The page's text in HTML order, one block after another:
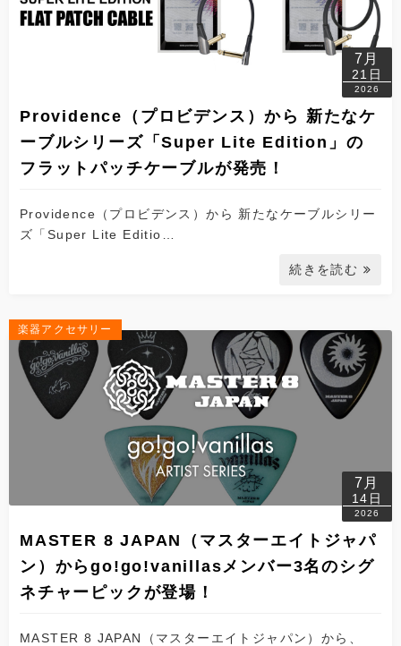
7月
21日
2026
Providence（プロビデンス）から 新たなケ
ーブルシリーズ「Super Lite Edition」の
フラットパッチケーブルが発売！
Providence（プロビデンス）から 新たなケーブルシリー
ズ「Super Lite Editio…
続きを読む
楽器アクセサリー
7月
14日
2026
MASTER 8 JAPAN（マスターエイトジャパ
ン）からgo!go!vanillasメンバー3名のシグ
ネチャーピックが登場！
MASTER 8 JAPAN（マスターエイトジャパン）から、